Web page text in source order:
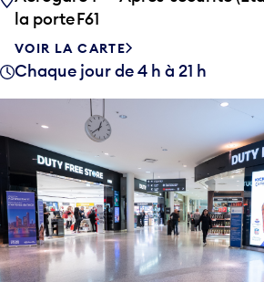
la porte F61
VOIR LA CARTE
Chaque jour de 4 h à 21 h